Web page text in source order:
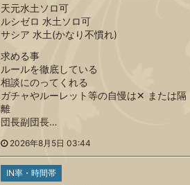
天元水土ソロ可
ルシゼロ 水土ソロ可
サシア 水土(かなり不慣れ)
求める事
ルールを徹底している
相談にのってくれる
ガチャやルーレット等の自慢は‪✕‬ または隔
離
団長副団長…
2026年8月5日 03:44
IN率・時間帯